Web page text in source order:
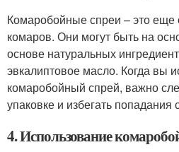
Комаробойные спреи – это еще
комаров. Они могут быть на
основе натуральных
эвкалиптовое масло. Когда вы
комаробойный спрей, важно
упаковке и избегать попадания
4. Использование